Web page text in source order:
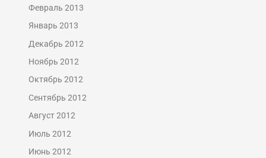
Февраль 2013
Январь 2013
Декабрь 2012
Ноябрь 2012
Октябрь 2012
Сентябрь 2012
Август 2012
Июль 2012
Июнь 2012